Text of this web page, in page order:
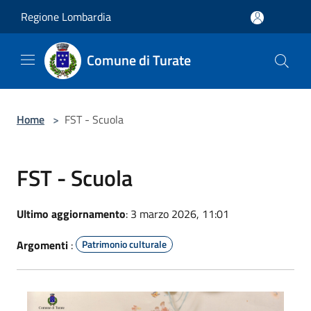
Regione Lombardia
Comune di Turate
Home > FST - Scuola
FST - Scuola
Ultimo aggiornamento: 3 marzo 2026, 11:01
Argomenti : Patrimonio culturale
carnevale